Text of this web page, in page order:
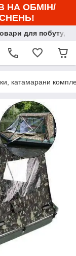
НА ОБМІН/
для побуту,
катамарани